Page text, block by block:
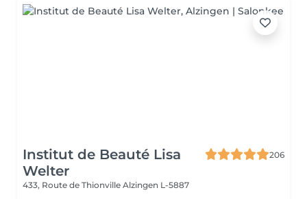
Institut de Beauté Lisa
Welter
206
433, Route de Thionville Alzingen L-5887